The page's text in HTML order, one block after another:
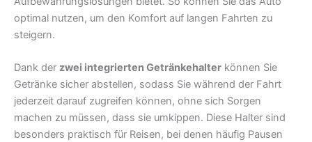
optimal nutzen, um den Komfort auf langen Fahrten zu
steigern.
Dank der zwei integrierten Getränkehalter können Sie
Getränke sicher abstellen, sodass Sie während der Fahrt
jederzeit darauf zugreifen können, ohne sich Sorgen
machen zu müssen, dass sie umkippen. Diese Halter sind
besonders praktisch für Reisen, bei denen häufig Pausen